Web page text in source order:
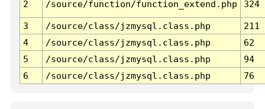
2 /source/function/function_extend.php 324
3 /source/class/jzmysql.class.php
211
4
/source/class/jzmysql.class.php
62
5
/source/class/jzmysql.class.php
94
6
/source/class/jzmysql.class.php 76